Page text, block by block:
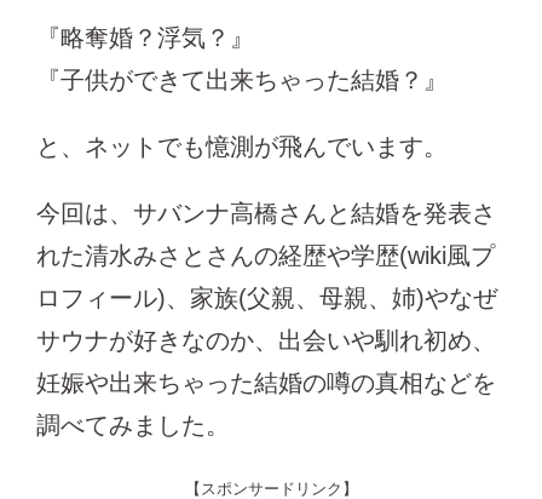
『略奪婚？浮気？』
『子供ができて出来ちゃった結婚？』
と、ネットでも憶測が飛んでいます。
今回は、サバンナ高橋さんと結婚を発表さ
れた清水みさとさんの経歴や学歴(wiki風プ
ロフィール)、家族(父親、母親、姉)やなぜ
サウナが好きなのか、出会いや馴れ初め、
妊娠や出来ちゃった結婚の噂の真相などを
調べてみました。
【スポンサードリンク】